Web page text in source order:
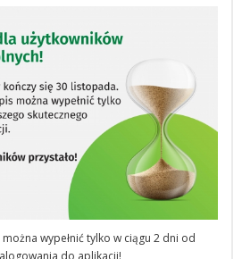
wypełnić tylko w ciągu 2 dni od
do aplikacji!